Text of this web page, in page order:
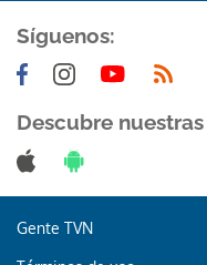
Síguenos:
Descubre
Gente TVN